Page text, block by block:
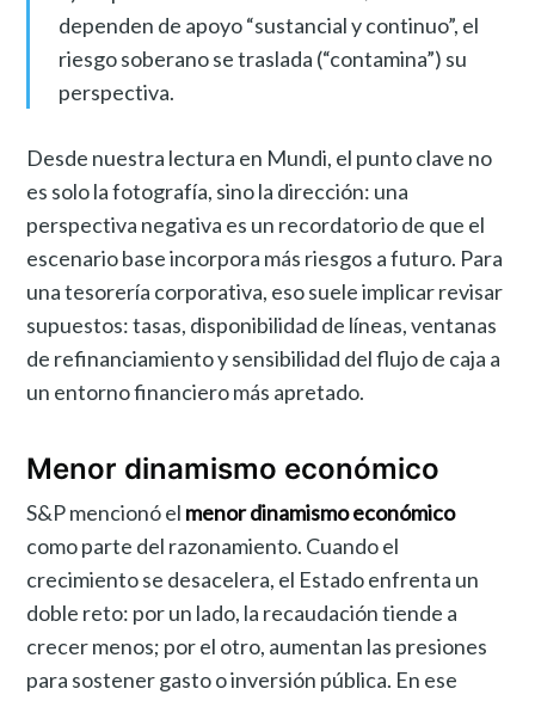
dependen de apoyo “sustancial y continuo”, el
riesgo soberano se traslada (“contamina”) su
perspectiva.
Desde nuestra lectura en Mundi, el punto clave no
es solo la fotografía, sino la dirección: una
perspectiva negativa es un recordatorio de que el
escenario base incorpora más riesgos a futuro. Para
una tesorería corporativa, eso suele implicar revisar
supuestos: tasas, disponibilidad de líneas, ventanas
de refinanciamiento y sensibilidad del flujo de caja a
un entorno financiero más apretado.
Menor dinamismo económico
S&P mencionó el menor dinamismo económico
como parte del razonamiento. Cuando el
crecimiento se desacelera, el Estado enfrenta un
doble reto: por un lado, la recaudación tiende a
crecer menos; por el otro, aumentan las presiones
para sostener gasto o inversión pública. En ese